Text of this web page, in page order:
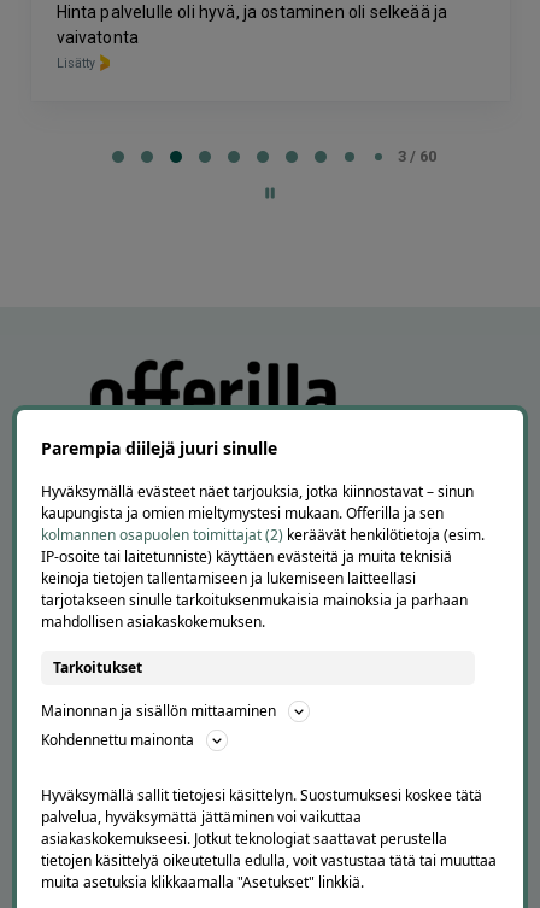
Hinta palvelulle oli hyvä, ja ostaminen oli selkeää ja
vaivatonta
Lisätty
3 / 60
APUA JA NEUVOJA
Peruuta tilaus
Asiakaspalvelu
Kuinka Offerilla toimii
Suosittele Offerillaa
Tietoa meistä
Ajankohtaista
Tilaa uutiskirje
Avoimet työpaikat
Parempia diilejä juuri sinulle
Hyväksymällä evästeet näet tarjouksia, jotka kiinnostavat – sinun
kaupungista ja omien mieltymystesi mukaan. Offerilla ja sen
kolmannen osapuolen toimittajat (2) keräävät henkilötietoja (esim.
IP-osoite tai laitetunniste) käyttäen evästeitä ja muita teknisiä
keinoja tietojen tallentamiseen ja lukemiseen laitteellasi
tarjotakseen sinulle tarkoituksenmukaisia mainoksia ja parhaan
mahdollisen asiakaskokemuksen.
Tarkoitukset
Mainonnan ja sisällön mittaaminen
Kohdennettu mainonta
Hyväksymällä sallit tietojesi käsittelyn. Suostumuksesi koskee tätä
palvelua, hyväksymättä jättäminen voi vaikuttaa
asiakaskokemukseesi. Jotkut teknologiat saattavat perustella
tietojen käsittelyä oikeutetulla edulla, voit vastustaa tätä tai muuttaa
muita asetuksia klikkaamalla "Asetukset" linkkiä.